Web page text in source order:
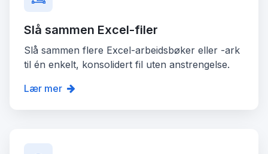
Slå sammen Excel-filer
Slå sammen flere Excel-arbeidsbøker eller -ark
til én enkelt, konsolidert fil uten anstrengelse.
Lær mer